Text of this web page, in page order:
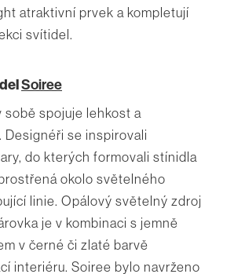
atraktivní prvek a kompletují
svítidel.
Soiree
sobě spojuje lehkost a
se inspirovali
do kterých formovali stínidla
okolo světelného
linie. Opálový světelný zdroj
je v kombinaci s jemně
v černé či zlaté barvě
interiéru. Soiree bylo navrženo